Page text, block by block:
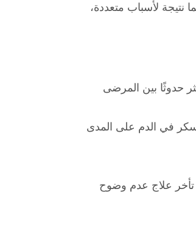
لأسباب متعددة،
حدوثًا بين المرضى
في الدم على المدى
تأخر علاج عدم وضوح